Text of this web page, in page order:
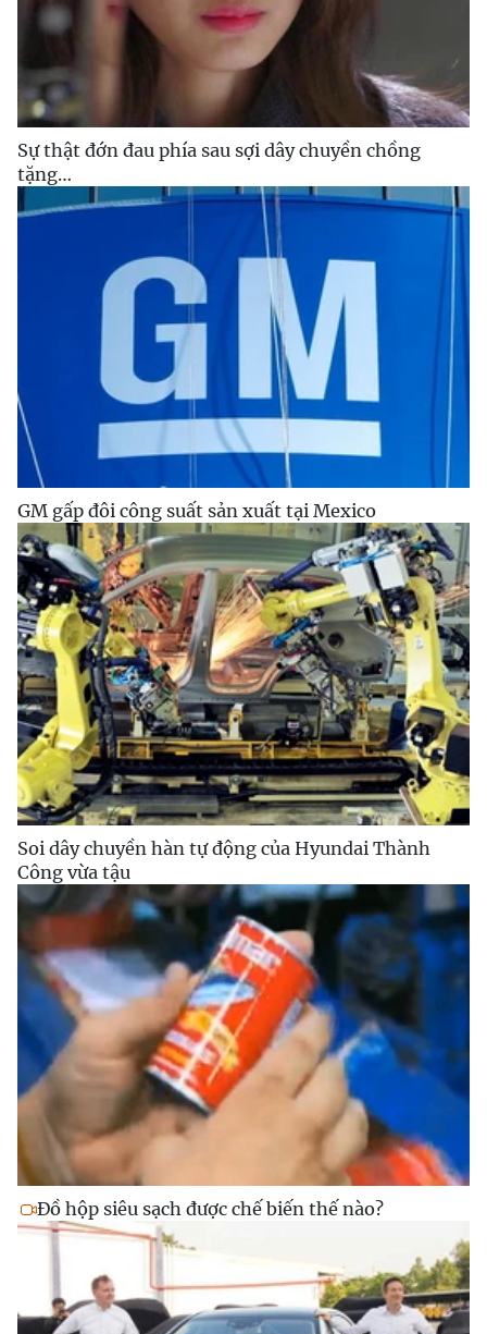
Sự thật đớn đau phía sau sợi dây chuyền chồng
tặng…
GM gấp đôi công suất sản xuất tại Mexico
Soi dây chuyền hàn tự động của Hyundai Thành
Công vừa tậu
Đồ hộp siêu sạch được chế biến thế nào?